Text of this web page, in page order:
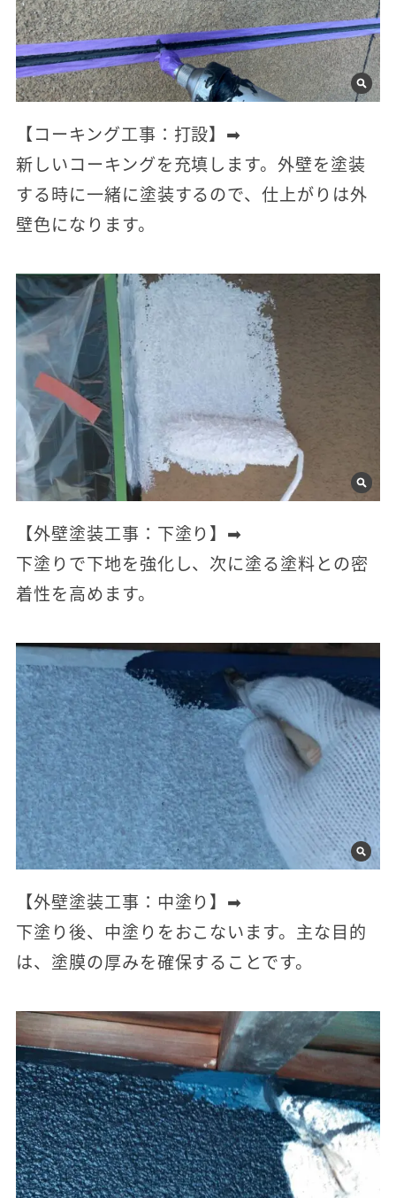
【コーキング工事：打設】➡
新しいコーキングを充填します。外壁を塗装
する時に一緒に塗装するので、仕上がりは外
壁色になります。
【外壁塗装工事：下塗り】➡
下塗りで下地を強化し、次に塗る塗料との密
着性を高めます。
【外壁塗装工事：中塗り】➡
下塗り後、中塗りをおこないます。主な目的
は、塗膜の厚みを確保することです。